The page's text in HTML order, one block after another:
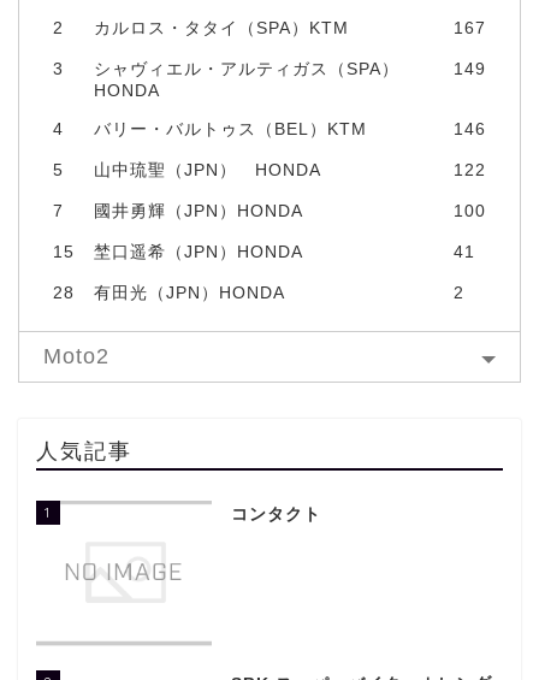
2 カルロス・タタイ（SPA）KTM 167
3
シャヴィエル・アルティガス（SPA）
HONDA
149
4 バリー・バルトゥス（BEL）KTM 146
5 山中琉聖（JPN） HONDA 122
7 國井勇輝（JPN）HONDA 100
15 埜口遥希（JPN）HONDA 41
28 有田光（JPN）HONDA 2
Moto2
人気記事
1 コンタクト